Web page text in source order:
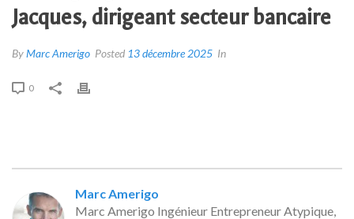
Jacques, dirigeant secteur bancaire
ByMarc Amerigo Posted 13 décembre 2025 In
0
Marc Amerigo
Marc Amerigo Ingénieur Entrepreneur Atypique,